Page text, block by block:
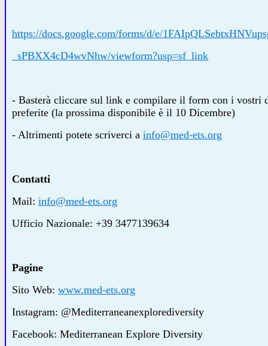
https://docs.google.com/forms/d/e/
_sPBXX4cD4wvNhw/viewform?usp=sf_link
- Basterà cliccare sul link e compilare il form con i vostri
preferite (la prossima disponibile è il 10 Dicembre)
- Altrimenti potete scriverci a info@med-ets.org
Contatti
Mail: info@med-ets.org
Ufficio Nazionale: +39 3477139634
Pagine
Sito Web: www.med-ets.org
Instagram: @Mediterraneanexplorediversity
Facebook: Mediterranean Explore Diversity